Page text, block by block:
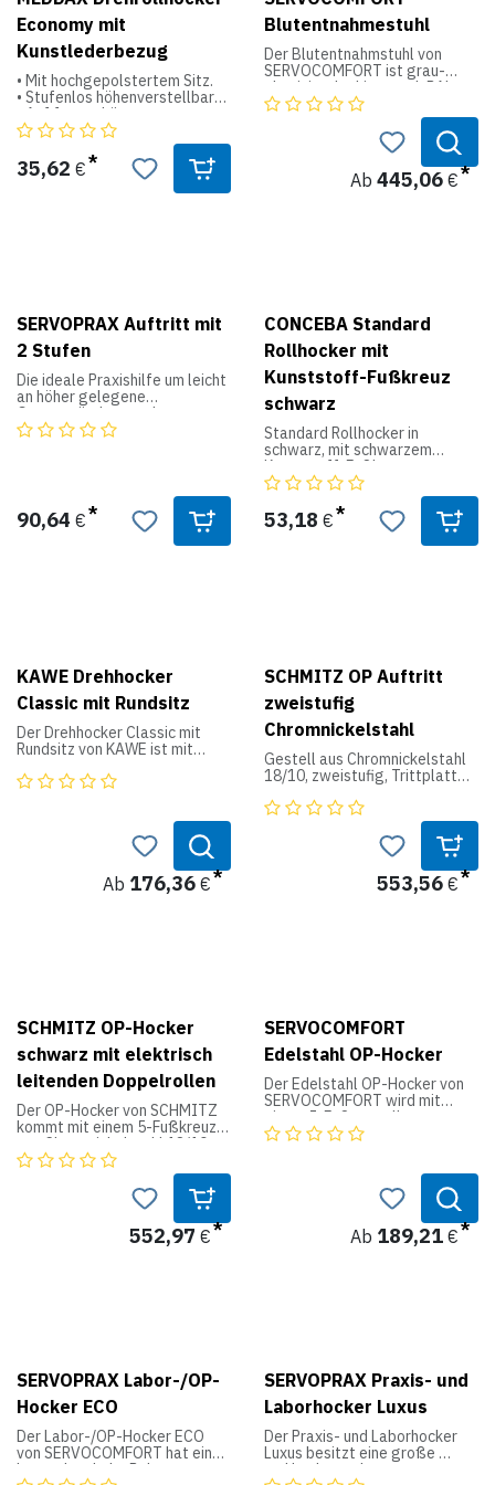
Economy mit
Kunstlederbezug
• Mit hochgepolstertem Sitz.
• Stufenlos höhenverstellbar
• Auf formschönem
Kunststoffkreuz
• Mit Gasdruckfederblende und
intervallgebremsten Rollen
• Standardausführung: mit
harten Rollen für weiche
Höhenverstellbar: 45 - 57 cm
35,62 €
Blutentnahmestuhl
Der Blutentnahmstuhl von
SERVOCOMFORT ist grau-
aluminium lackiert nach RAL
9007. Er besitzt einen
Lieferbare Bezugsfarben:
weiß und schwarz
Produktdaten:Ab 445,06€
SERVOPRAX Auftritt mit
2 Stufen
Die ideale Praxishilfe um leicht
an höher gelegene
Gegenstände zu gelangen.
Rundrohr. Trittfläche: 400 x
225 mm
90,64 €
CONCEBA Standard
Rollhocker mit
Kunststoff-Fußkreuz
schwarz
Standard Rollhocker in
schwarz, mit schwarzem
Kunststoff-Fußkreuz
53,18 €
KAWE Drehhocker
Classic mit Rundsitz
Der Drehhocker Classic mit
Rundsitz von KAWE ist mit
Sitzfläche ist dick gepolstert
Sicherheitsgasfeder mit
Hebelauslösung dient der
Laufrollen sind für
Teppichböden geeignet.
Tragkraft: 110 kg
Ab 176,36€
SCHMITZ OP Auftritt
zweistufig
Chromnickelstahl
Gestell aus Chromnickelstahl
18/10, zweistufig, Trittplatten
Chromnickelstahl 18/10,
Stopfen elektrisch leitend.
Sichere Arbeitslast: 185 kg
553,56€
SCHMITZ OP-Hocker
schwarz mit elektrisch
leitenden Doppelrollen
Der OP-Hocker von SCHMITZ
kommt mit einem 5-Fußkreuz
aus Chromnickelstahl 18/10
daher. Besonders sind die
Doppelrollen aus Kunststoff Ø
50 mm und der elektrisch
leitende Bezug in schwarz. Die
Sitzronde ist aufgepolstert
Produktdaten:
Höhenverstellung: von 485 bis
655 mm
Arbeitslast: 135 kg
552,97 €
SERVOCOMFORT
Edelstahl OP-Hocker
Der Edelstahl OP-Hocker von
SERVOCOMFORT wird mit
einem 5-Fußgestell
ausgeliefert. Die Sitzfläche
absolut hygienisch. Optional
kann der OP-Hocker auch mit
antistatischen Rollen statt mit
Plasikrollen geliefert werden.
Ab 189,21€
SERVOPRAX Labor-/OP-
Hocker ECO
Der Labor-/OP-Hocker ECO
von SERVOCOMFORT hat eine
besonders hohe Polsterung
SERVOPRAX Praxis- und
Laborhocker Luxus
Der Praxis- und Laborhocker
Luxus besitzt eine große
und hochgepolsterte